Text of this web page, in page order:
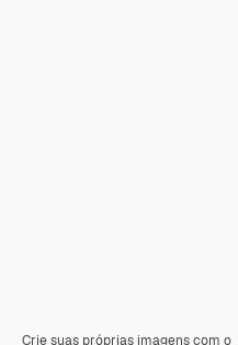
Crie suas próprias imagens com o